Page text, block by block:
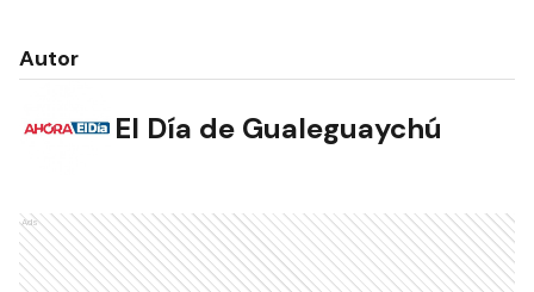
Autor
El Día de Gualeguaychú
Ads